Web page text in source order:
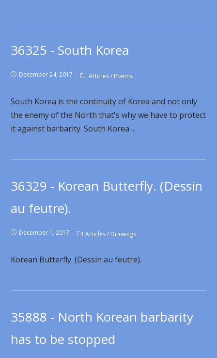
36325 - South Korea
December 24, 2017 Articles / Poems
South Korea is the continuity of Korea and not only
the enemy of the North that's why we have to protect
it against barbarity. South Korea ...
36329 - Korean Butterfly. (Dessin
au feutre).
December 1, 2017 Articles / Drawings
Korean Butterfly. (Dessin au feutre).
35888 - North Korean barbarity
has to be stopped